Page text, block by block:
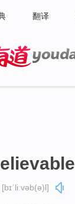
翻译
[bɪˈliːvəb(ə)l]